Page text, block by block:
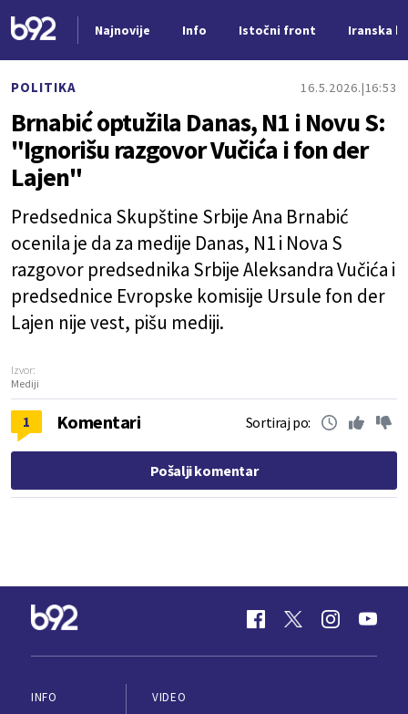
Najnovije Info Istočni front Iranska
POLITIKA 16.5.2026. 16:53
Brnabić optužila Danas, N1 i Novu S:
"Ignorišu razgovor Vučića i fon der
Lajen"
Predsednica Skupštine Srbije Ana Brnabić
ocenila je da za medije Danas, N1 i Nova S
razgovor predsednika Srbije Aleksandra Vučića i
predsednice Evropske komisije Ursule fon der
Lajen nije vest, pišu mediji.
Izvor:
Mediji
1 Komentari Sortiraj po:
Pošalji komentar
INFO
VIDEO